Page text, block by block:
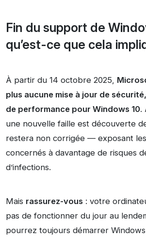
Fin du support de
qu’est-ce que cela
À partir du 14 octobre 2025,
plus aucune mise à jour de
de performance pour Windows 10.
une nouvelle faille est découverte
restera non corrigée — exposant
concernés à davantage de risques
d’infections.
Mais rassurez-vous : votre
pas de fonctionner du jour au
pourrez toujours démarrer